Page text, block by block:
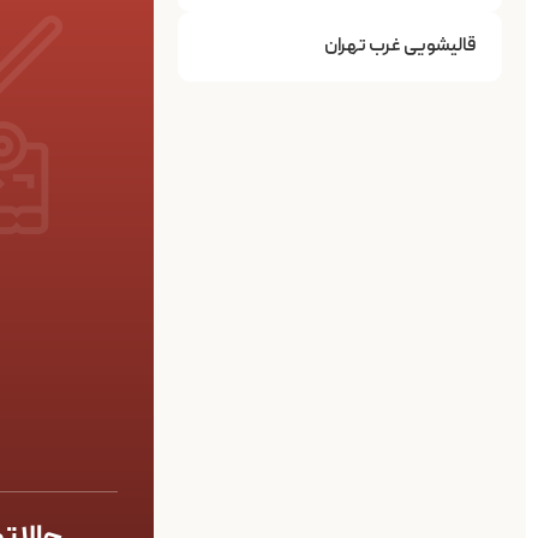
قالیشویی غرب تهران